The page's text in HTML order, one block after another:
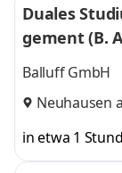
Duales
gement (B.
Balluff GmbH
Neuhausen
in etwa 1